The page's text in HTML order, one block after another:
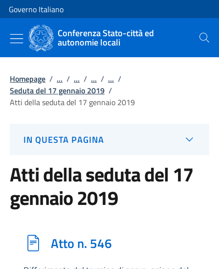
Vai al contenuto
Vai alla navigazione del sito
Governo Italiano
Conferenza Stato-città ed
autonomie locali Cerca
Homepage / ... / ... / ... / ... /
Seduta del 17 gennaio 2019 /
Atti della seduta del 17 gennaio 2019
IN QUESTA PAGINA
Atti della seduta del 17
gennaio 2019
Atto n. 546